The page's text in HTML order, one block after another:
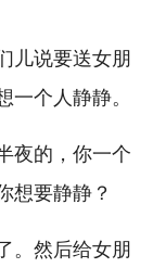
儿说要送女朋
个人静静。
夜的，你一个
想要静静？
。然后给女朋